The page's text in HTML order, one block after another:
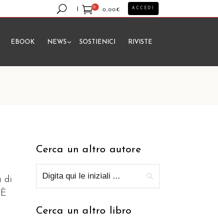
0
0,00€
prodotto nel carrello.
ACCEDI
EBOOK NEWS SOSTIENICI RIVISTE
di
Cerca un altro autore
Cerca un altro libro